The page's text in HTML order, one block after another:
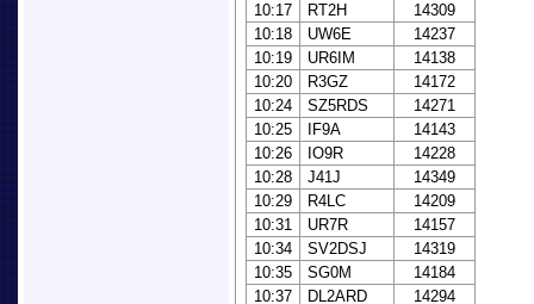
10:17
RT2H
14309
10:18
UW6E
14237
10:19
UR6IM
14138
10:20
R3GZ
14172
10:24
SZ5RDS
14271
10:25
IF9A
14143
10:26
IO9R
14228
10:28
J41J
14349
10:29
R4LC
14209
10:31
UR7R
14157
10:34
SV2DSJ
14319
10:35
SG0M
14184
10:37
DL2ARD 14294